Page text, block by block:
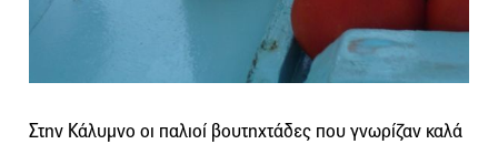
Στην Κάλυμνο οι παλιοί βουτηχτάδες που γνωρίζαν καλά